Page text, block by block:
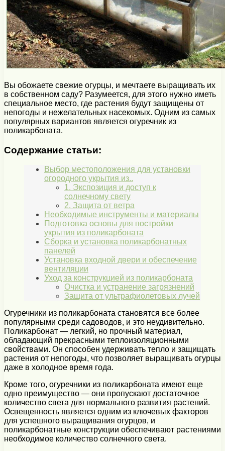
Вы обожаете свежие огурцы, и мечтаете выращивать их
в собственном саду? Разумеется, для этого нужно иметь
специальное место, где растения будут защищены от
непогоды и нежелательных насекомых. Одним из самых
популярных вариантов является огуречник из
поликарбоната.
Содержание статьи:
Выбор местоположения для установки
огородного укрытия из..
1. Экспозиция и доступ к
солнечному свету
2. Защита от ветра
Необходимые инструменты и материалы
Подготовка основы для постройки
укрытия из поликарбоната
Сборка и установка поликарбонатных
панелей
Установка входной двери и обеспечение
вентиляции
Уход за конструкцией из поликарбоната
Очистка и устранение загрязнений
Защита от ультрафиолетовых лучей
Огуречники из поликарбоната становятся все более
популярными среди садоводов, и это неудивительно.
Поликарбонат — легкий, но прочный материал,
обладающий прекрасными теплоизоляционными
свойствами. Он способен удерживать тепло и защищать
растения от непогоды, что позволяет выращивать огурцы
даже в холодное время года.
Кроме того, огуречники из поликарбоната имеют еще
одно преимущество — они пропускают достаточное
количество света для нормального развития растений.
Освещенность является одним из ключевых факторов
для успешного выращивания огурцов, и
поликарбонатные конструкции обеспечивают растениями
необходимое количество солнечного света.